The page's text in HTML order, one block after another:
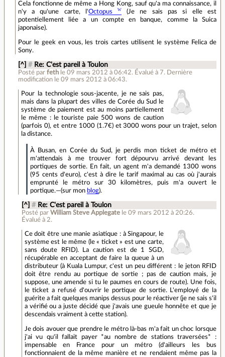
Cela fonctionne de même a Hong Kong, sauf qu'a ma connaissance, il
n'y a qu'une carte, l'Octopus
(Je ne sais pas si elle est
potentiellement liée a un compte en banque, comme la Suica
japonaise).
Pour le geek en vous, les trois cartes utilisent le système Felica de
Sony.
[^] # Re: C'est pareil à Toulon
Posté parfeth le 09 mars 2012 à 06:42. Évalué à7. Dernière
modification le 09 mars 2012 à 06:43.
Pour la technologie sous-jacente, je ne sais pas,
mais dans la plupart des villes de Corée du Sud le
système de paiement est au moins partiellement
le même : le touriste paie 500 wons de caution
(parfois 0), et entre 1000 (1.7€) et 3000 wons pour un trajet, selon
la distance.
À Busan, en Corée du Sud, je perdis mon ticket de métro et
m'attendais à me trouver fort dépourvu arrivé devant les
portiques de sortie. En fait, un agent m'a demandé 1300 wons
(95 cents d'euro), c'est à dire le tarif maximal au cas où j'aurais
emprunté le métro sur 30 kilomètres, puis m'a ouvert le
portique.—(sur mon blog).
[^] # Re: C'est pareil à Toulon
Posté par William Steve Applegate le 09 mars 2012 à 20:26.
Évalué à 2.
Ce doit être une manie asiatique : à Singapour, le
système est le même (le « ticket » est une carte,
sans doute RFID). La caution est de 1 SGD,
récupérable en acceptant de faire la queue à un
distributeur (à Kuala Lumpur, c'est un peu différent : le jeton RFID
doit être rendu au portique de sortie ; pas de caution mais, je
suppose, une amende si tu le paumes en cours de route). Une fois,
le ticket a refusé d'ouvrir le portique de sortie. L'employé de la
guérite a fait quelques manips dessus pour le réactiver (je ne sais s'il
a vérifié ou a juste décidé que j'avais une gueule honnête et que je
descendais vraiment à cette station).
Je dois avouer que prendre le métro là-bas m'a fait un choc lorsque
j'ai vu qu'il fallait payer *au nombre de stations traversées* :
impensable en France pour un métro (d'ailleurs les bus
fonctionnaient de la même manière et ne rendaient même pas la